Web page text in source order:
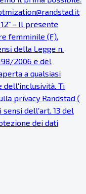
- Il presente
femminile (F),
della Legge n.
2006 e del
a qualsiasi
dell'inclusività. Ti
privacy Randstad (
dell'art. 13 del
dei dati